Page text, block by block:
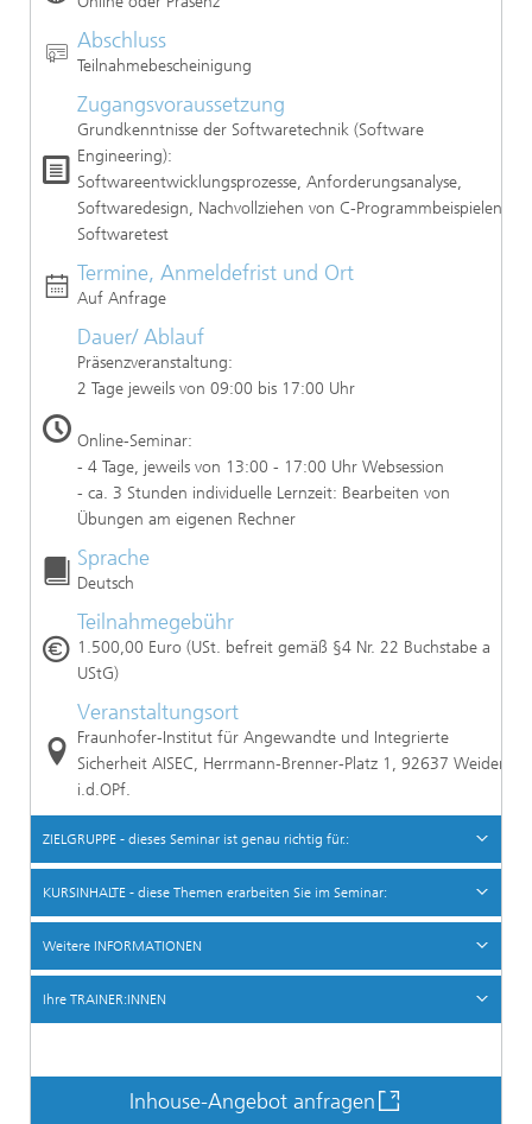
Abschluss
Teilnahmebescheinigung
Zugangsvoraussetzung
Grundkenntnisse der Softwaretechnik (Software
Engineering):
Softwareentwicklungsprozesse, Anforderungsanalyse,
Softwaredesign, Nachvollziehen von C-Programmbeispielen,
Softwaretest
Termine, Anmeldefrist und Ort
Auf Anfrage
Dauer/ Ablauf
Präsenzveranstaltung:
2 Tage jeweils von 09:00 bis 17:00 Uhr
Online-Seminar:
- 4 Tage, jeweils von 13:00 - 17:00 Uhr Websession
- ca. 3 Stunden individuelle Lernzeit: Bearbeiten von
Übungen am eigenen Rechner
Sprache
Deutsch
Teilnahmegebühr
1.500,00 Euro (USt. befreit gemäß §4 Nr. 22 Buchstabe a
UStG)
Veranstaltungsort
Fraunhofer-Institut für Angewandte und Integrierte
Sicherheit AISEC, Herrmann-Brenner-Platz 1, 92637 Weiden
i.d.OPf.
ZIELGRUPPE - dieses Seminar ist genau richtig für.:
KURSINHALTE - diese Themen erarbeiten Sie im Seminar:
Weitere INFORMATIONEN
Ihre TRAINER:INNEN
Inhouse-Angebot anfragen